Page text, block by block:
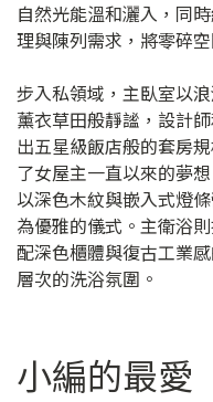
自然光能溫和灑入，同
理與陳列需求，將零碎
步入私領域，主臥室以
薰衣草田般靜謐，設計
出五星級飯店般的套房
了女屋主一直以來的夢
以深色木紋與嵌入式燈
為優雅的儀式。主衛浴
配深色櫃體與復古工業
層次的洗浴氛圍。
小編的最愛